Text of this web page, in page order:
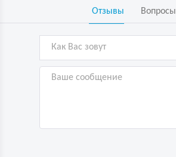
Отзывы Вопросы